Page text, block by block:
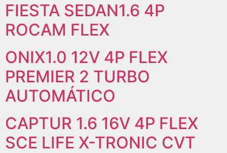
FIESTA SEDAN1.6 4P
ROCAM FLEX
ONIX1.0 12V 4P FLEX
PREMIER 2 TURBO
AUTOMÁTICO
CAPTUR 1.6 16V 4P FLEX
SCE LIFE X-TRONIC CVT